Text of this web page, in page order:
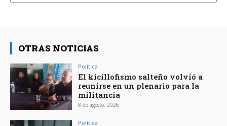
OTRAS NOTICIAS
Política
El kicillofismo salteño volvió a
reunirse en un plenario para la
militancia
8 de agosto, 2026
Política